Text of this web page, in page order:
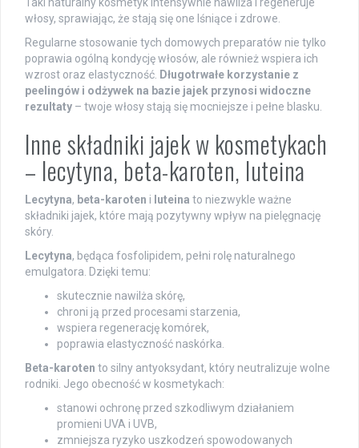
włosy, sprawiając, że stają się one lśniące i zdrowe.
Regularne stosowanie tych domowych preparatów nie tylko
poprawia ogólną kondycję włosów, ale również wspiera ich
wzrost oraz elastyczność. Długotrwałe korzystanie z
peelingów i odżywek na bazie jajek przynosi widoczne
rezultaty – twoje włosy stają się mocniejsze i pełne blasku.
Inne składniki jajek w kosmetykach
– lecytyna, beta-karoten, luteina
Lecytyna, beta-karoten i luteina to niezwykle ważne
składniki jajek, które mają pozytywny wpływ na pielęgnację
skóry.
Lecytyna, będąca fosfolipidem, pełni rolę naturalnego
emulgatora. Dzięki temu:
skutecznie nawilża skórę,
chroni ją przed procesami starzenia,
wspiera regenerację komórek,
poprawia elastyczność naskórka.
Beta-karoten to silny antyoksydant, który neutralizuje wolne
rodniki. Jego obecność w kosmetykach:
stanowi ochronę przed szkodliwym działaniem
promieni UVA i UVB,
zmniejsza ryzyko uszkodzeń spowodowanych